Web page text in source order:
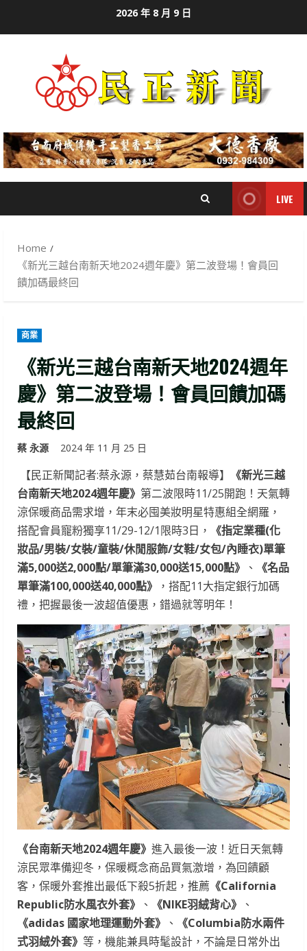
2026 年 8 月 9 日
LIVE
Home
《新光三越台南新天地2024週年慶》第二波登場！會員回
饋加碼最終回
商業
《新光三越台南新天地2024週年
慶》第二波登場！會員回饋加碼
最終回
蔡 永源 2024 年 11 月 25 日
【民正新聞記者:蔡永源，蔡慧茹台南報導】
《新光三越
台南新天地2024週年慶》 第二波限時11/25開跑！天氣轉
涼保暖商品需求增，年末必囤美妝明星特惠組全網羅，
搭配會員寵粉獨享11/29-12/1限時3日，
《指定業種(化
妝品/男裝/女裝/童裝/休閒服飾/女鞋/女包/內睡衣)單筆
滿5,000送2,000點/單筆滿30,000送15,000點》
、
《名品
單筆滿100,000送40,000點》
，搭配11大指定銀行加碼
禮，把握最後一波超值優惠，錯過就等明年！
《台南新天地2024週年慶》 進入最後一波！近日天氣轉
涼民眾準備迎冬，保暖概念商品買氣激增，為回饋顧
客，保暖外套推出最低下殺5折起，推薦 《California
Republic防水風衣外套》 、 《NIKE羽絨背心》
、
《adidas 國家地理運動外套》 、 《Columbia防水兩件
式羽絨外套》 等，機能兼具時髦設計，不論是日常外出